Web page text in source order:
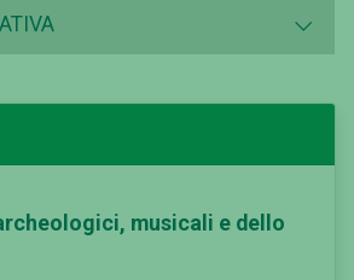
musicali e dello